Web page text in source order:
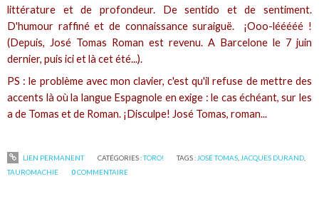
littérature et de profondeur. Desentido et de sentiment.
D'humour raffiné et de connaissance suraiguë. ¡Ooo-lééééé !
(Depuis, José Tomas Roman est revenu. A Barcelone le 7 juin
dernier, puis ici et là cet été...).
PS : le problème avec mon clavier, c'est qu'il refuse de mettre des
accents là où la langue Espagnole en exige : le cas échéant, sur les
a de Tomas et de Roman. ¡Disculpe! José Tomas,roman...
LIEN PERMANENT CATÉGORIES :TORO! TAGS : JOSÉ TOMAS, JACQUES DURAND,
TAUROMACHIE
0COMMENTAIRE